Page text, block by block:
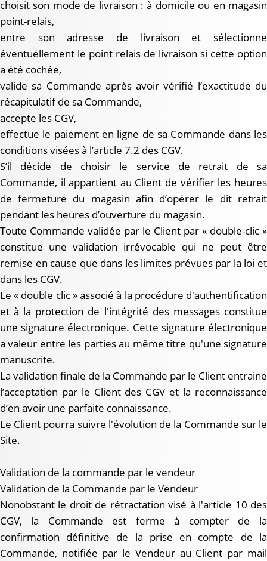
choisit son mode de livraison : à domicile ou en magasin
point-relais,
entre son adresse de livraison et sélectionne
éventuellement le point relais de livraison si cette option
a été cochée,
valide sa Commande après avoir vérifié l’exactitude du
récapitulatif de sa Commande,
accepte les CGV,
effectue le paiement en ligne de sa Commande dans les
conditions visées à l’article 7.2 des CGV.
S’il décide de choisir le service de retrait de sa
Commande, il appartient au Client de vérifier les heures
de fermeture du magasin afin d’opérer le dit retrait
pendant les heures d’ouverture du magasin.
Toute Commande validée par le Client par « double-clic »
constitue une validation irrévocable qui ne peut être
remise en cause que dans les limites prévues par la loi et
dans les CGV.
Le « double clic » associé à la procédure d'authentification
et à la protection de l'intégrité des messages constitue
une signature électronique. Cette signature électronique
a valeur entre les parties au même titre qu'une signature
manuscrite.
La validation finale de la Commande par le Client entraine
l’acceptation par le Client des CGV et la reconnaissance
d’en avoir une parfaite connaissance.
Le Client pourra suivre l'évolution de la Commande sur le
Site.
Validation de la commande par le vendeur
Validation de la Commande par le Vendeur
Nonobstant le droit de rétractation visé à l'article 10 des
CGV, la Commande est ferme à compter de la
confirmation définitive de la prise en compte de la
Commande, notifiée par le Vendeur au Client par mail